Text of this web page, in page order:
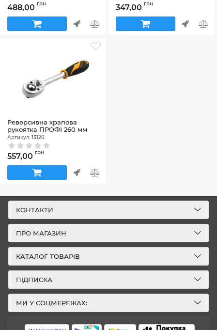
488,00 грн 347,00 грн
Реверсивна храпова
рукоятка ПРОФІ 260 мм
Артикул: 15120
557,00 грн
КОНТАКТИ
ПРО МАГАЗИН
КАТАЛОГ ТОВАРІВ
ПІДПИСКА
МИ У СОЦМЕРЕЖАХ: